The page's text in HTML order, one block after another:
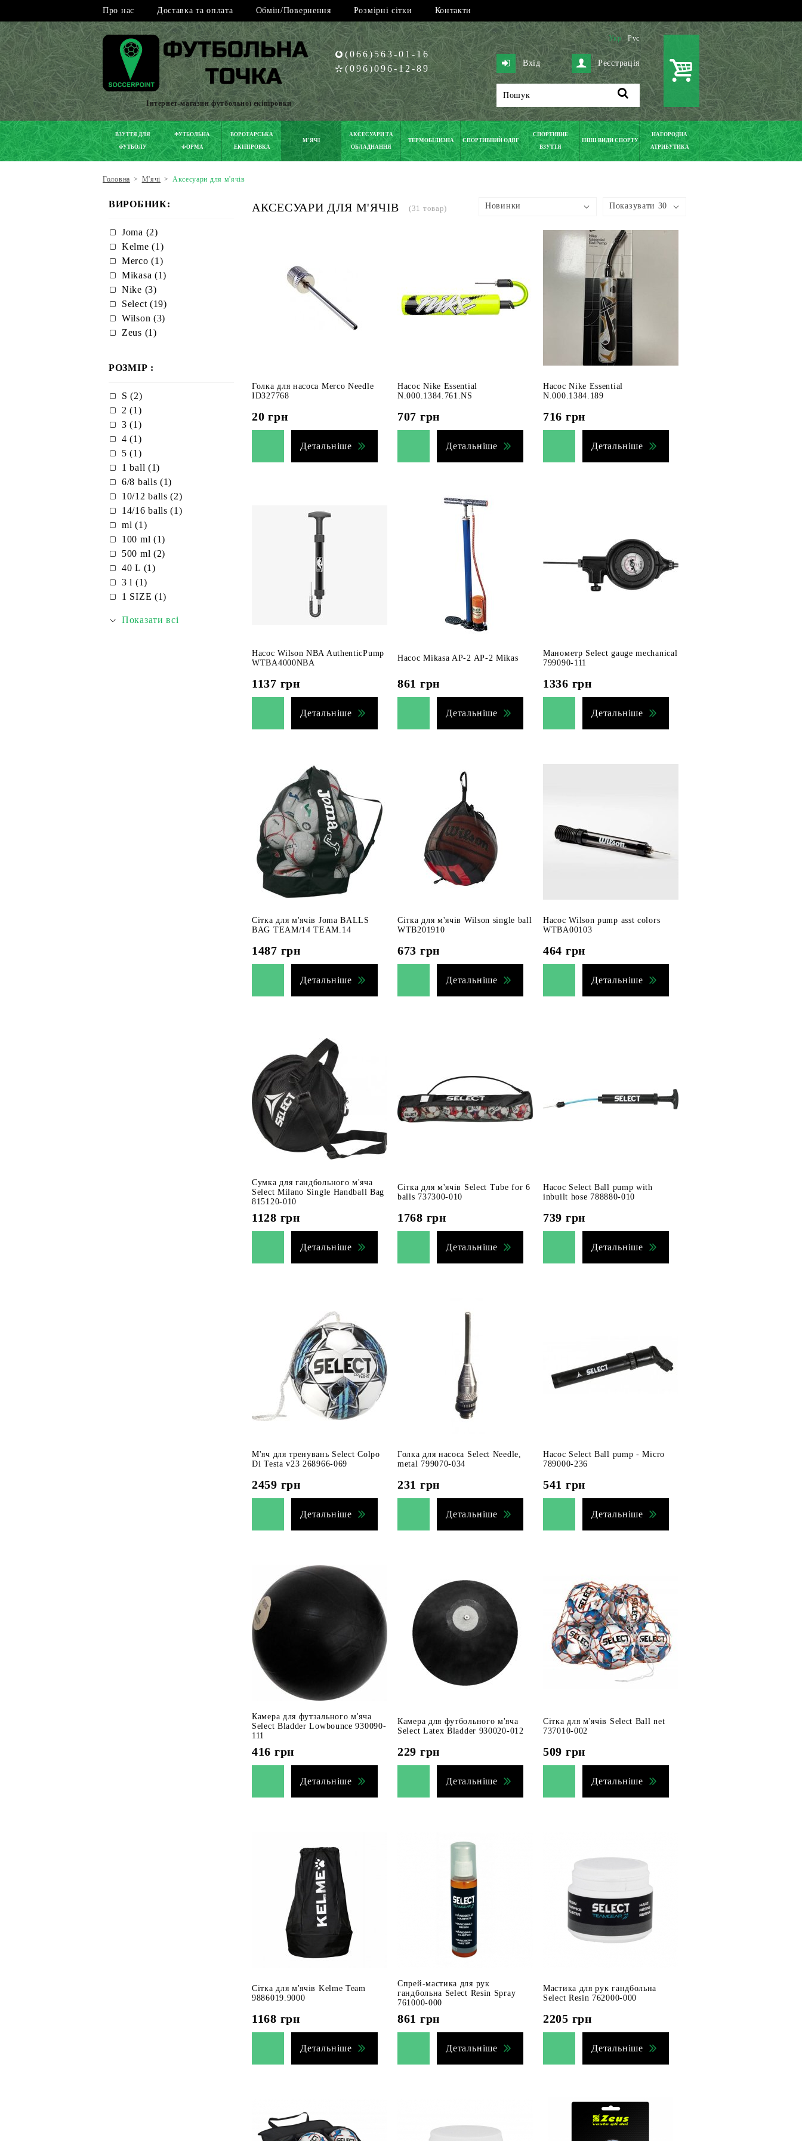
Про нас Доставка та оплата Обмін/Повернення Розмірні сітки Контакти
Інтернет-магазин футбольної екіпіровки
(066)563-01-16
(096)096-12-89
Укр Рус
Вхід Реєстрація
ВЗУТТЯ ДЛЯ
ФУТБОЛУ
ФУТБОЛЬНА
ФОРМА
ВОРОТАРСЬКА
ЕКІПІРОВКА
М'ЯЧІ
АКСЕСУАРИ ТА
ОБЛАДНАННЯ
ТЕРМОБІЛИЗНА СПОРТИВНИЙ ОДЯГ
СПОРТИВНЕ
ВЗУТТЯ
ІНШІ ВИДИ СПОРТУ
НАГОРОДНА
АТРИБУТИКА
Головна > М'ячі > Аксесуари для м'ячів
ВИРОБНИК:
Joma (2)
Kelme (1)
Merco (1)
Mikasa (1)
Nike (3)
Select (19)
Wilson (3)
Zeus (1)
РОЗМІР :
S (2)
2 (1)
3 (1)
4 (1)
5 (1)
1 ball (1)
6/8 balls (1)
10/12 balls (2)
14/16 balls (1)
ml (1)
100 ml (1)
500 ml (2)
40 L (1)
3 l (1)
1 SIZE (1)
Показати всі
АКСЕСУАРИ ДЛЯ М'ЯЧІВ (31 товар) Новинки Показувати 30
Голка для насоса Merco Needle
ID327768
20 грн
Детальніше
Насос Nike Essential
N.000.1384.761.NS
707 грн
Детальніше
Насос Nike Essential
N.000.1384.189
716 грн
Детальніше
Насос Wilson NBA AuthenticPump
WTBA4000NBA
1137 грн
Детальніше
Насос Mikasa AP-2 AP-2 Mikas
861 грн
Детальніше
Манометр Select gauge mechanical
799090-111
1336 грн
Детальніше
Сітка для м'ячів Joma BALLS
BAG TEAM/14 TEAM.14
1487 грн
Детальніше
Сітка для м'ячів Wilson single ball
WTB201910
673 грн
Детальніше
Насос Wilson pump asst colors
WTBA00103
464 грн
Детальніше
Сумка для гандбольного м'яча
Select Milano Single Handball Bag
815120-010
1128 грн
Детальніше
Сітка для м'ячів Select Tube for 6
balls 737300-010
1768 грн
Детальніше
Насос Select Ball pump with
inbuilt hose 788880-010
739 грн
Детальніше
М'яч для тренувань Select Colpo
Di Testa v23 268966-069
2459 грн
Детальніше
Голка для насоса Select Needle,
metal 799070-034
231 грн
Детальніше
Насос Select Ball pump - Micro
789000-236
541 грн
Детальніше
Камера для футзального м'яча
Select Bladder Lowbounce 930090-
111
416 грн
Детальніше
Камера для футбольного м'яча
Select Latex Bladder 930020-012
229 грн
Детальніше
Сітка для м'ячів Select Ball net
737010-002
509 грн
Детальніше
Сітка для м'ячів Kelme Team
9886019.9000
1168 грн
Детальніше
Спрей-мастика для рук
гандбольна Select Resin Spray
761000-000
861 грн
Детальніше
Мастика для рук гандбольна
Select Resin 762000-000
2205 грн
Детальніше